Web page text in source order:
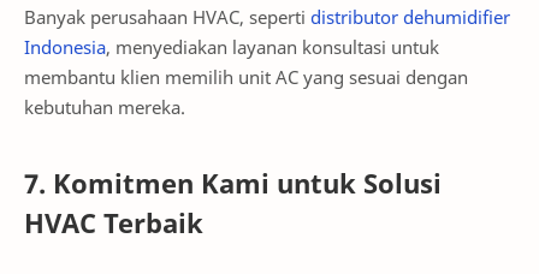
Banyak perusahaan HVAC, seperti distributor dehumidifier
Indonesia, menyediakan layanan konsultasi untuk
membantu klien memilih unit AC yang sesuai dengan
kebutuhan mereka.
7. Komitmen Kami untuk Solusi
HVAC Terbaik